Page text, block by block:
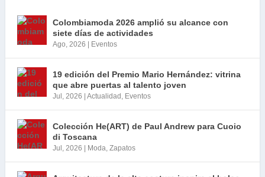
Colombiamoda 2026 amplió su alcance con
siete días de actividades
Ago, 2026 Eventos
19 edición del Premio Mario Hernández: vitrina
que abre puertas al talento joven
Jul, 2026 Actualidad , Eventos
Colección He(ART) de Paul Andrew para Cuoio
di Toscana
Jul, 2026 Moda, Zapatos